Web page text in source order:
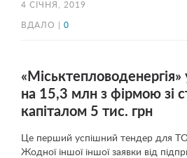
4 СІЧНЯ, 2019
ВДАЛО | 0
«Міськтепловоденергія»
на 15,3 млн з фірмою зі
капіталом 5 тис. грн
Це перший успішний тендер для
Жодної іншої іншої заявки від